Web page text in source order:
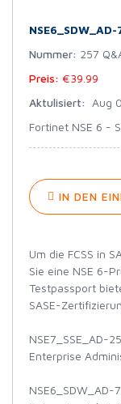
NSE6_SDW_AD-
Nummer: 257
Preis: €39.99
Aktulisiert: Aug
Fortinet NSE 6 -
IN DEN
Um die FCSS in
Sie eine NSE 6-
Testpassport
SASE-
NSE7_SSE_AD-
Enterprise
NSE6_SDW_AD-